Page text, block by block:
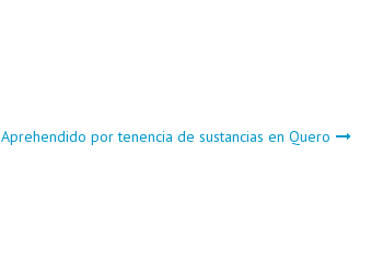
Aprehendido por tenencia de sustancias en Quero